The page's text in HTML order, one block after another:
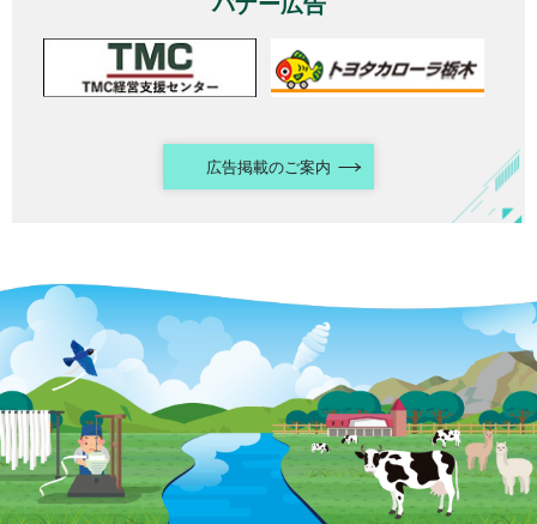
広告掲載のご案内